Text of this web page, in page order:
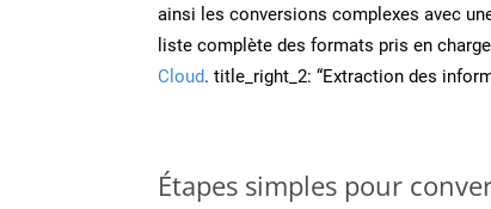
ainsi les conversions complexes avec
liste complète des formats pris en
Cloud. title_right_2: “Extraction des
Étapes simples pour